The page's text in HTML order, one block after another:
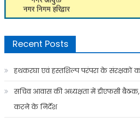
Recent Posts
हथकरघा एवं हस्तशिल्प परंपरा के संरक्षकों
सचिव आवास की अध्यक्षता में डीएफसी बैठक,
करने के निर्देश